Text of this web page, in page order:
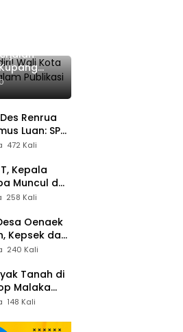
dalam
Luan: SPJ
Aparat Desa
472 Kali
Kepala
Muncul dan
Guru
258 Kali
Oenaek
Kepsek dan
240 Kali
Tanah di
Malaka
Nomor
148 Kali